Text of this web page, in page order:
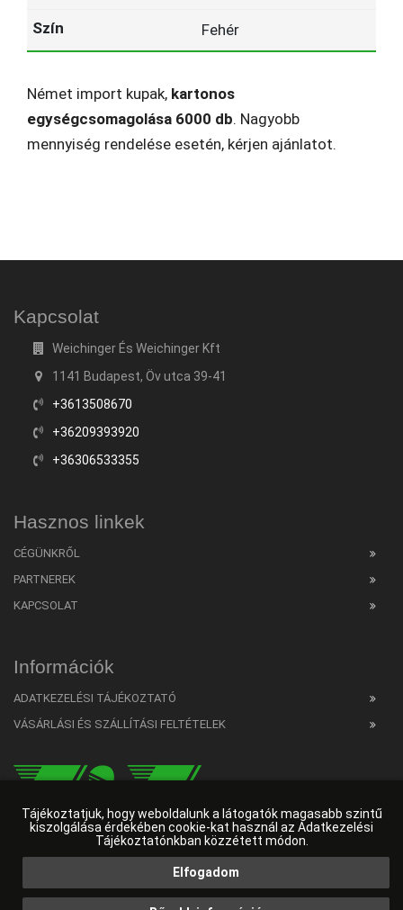
Tájékoztatjuk, hogy weboldalunk a látogatók magasabb szintű
kiszolgálása érdekében cookie-kat használ az Adatkezelési
Tájékoztatónkban közzétett módon.
Elfogadom
Fehér
Német import kupak, kartonos
egységcsomagolása 6000 db. Nagyobb
mennyiség rendelése esetén, kérjen ajánlatot.
Kapcsolat
Weichinger És Weichinger Kft
1141 Budapest, Öv utca 39-41
+3613508670
+36209393920
+36306533355
Hasznos linkek
CÉGÜNKRŐL
PARTNEREK
KAPCSOLAT
Információk
ADATKEZELÉSI TÁJÉKOZTATÓ
VÁSÁRLÁSI ÉS SZÁLLÍTÁSI FELTÉTELEK
Web developerHW Online|Ingyenes SEO elemző|